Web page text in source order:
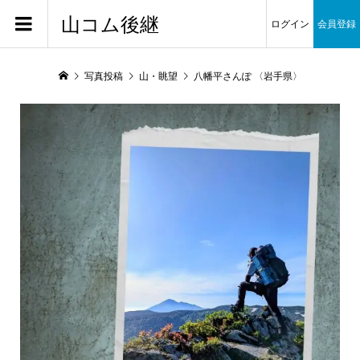
山コム後継 ログイン 会員登録
写真投稿 山・眺望 八幡平さんぽ 〈岩手県〉